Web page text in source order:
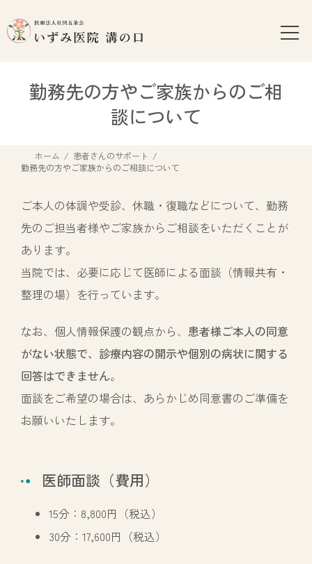
ン
テ
ビ
ゲ
勤務先の方やご家族からのご相
談について
ホーム
患者さんのサポート
勤務先の方やご家族からのご相談について
ご本人の体調や受診、休職・復職などについて、勤務
先のご担当者様やご家族からご相談をいただくことが
あります。
当院では、必要に応じて医師による面談（情報共有・
整理の場）を行っています。
なお、個人情報保護の観点から、 患者様ご本人の同意
がない状態で、診療内容の開示や個別の病状に関する
回答はできません。
面談をご希望の場合は、あらかじめ同意書のご準備を
お願いいたします。
医師面談（費用）
15分：8,800円（税込）
30分：17,600円（税込）